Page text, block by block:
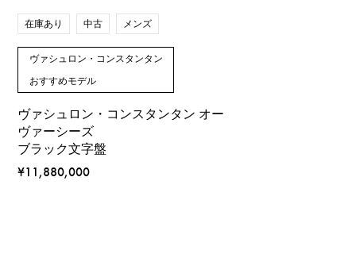
在庫あり 中古 メンズ
ヴァシュロン・コンスタンタン
おすすめモデル
ヴァシュロン・コンスタンタン オー
ヴァーシーズ
ブラック文字盤
¥11,880,000